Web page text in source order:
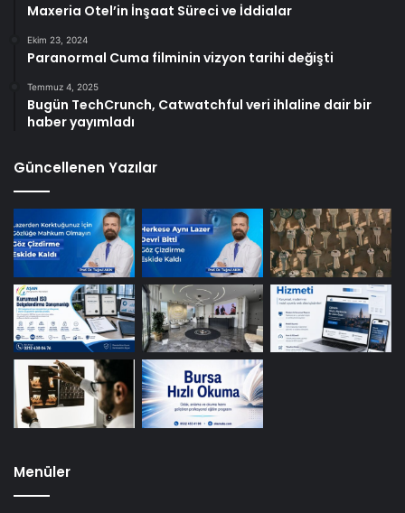
Maxeria Otel’in İnşaat Süreci ve İddialar
Ekim 23, 2024
Paranormal Cuma filminin vizyon tarihi değişti
Temmuz 4, 2025
Bugün TechCrunch, Catwatchful veri ihlaline dair bir
haber yayımladı
Güncellenen Yazılar
Menüler